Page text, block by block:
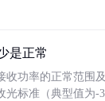
是正常
收功率的正常范围
光标准（典型值为-